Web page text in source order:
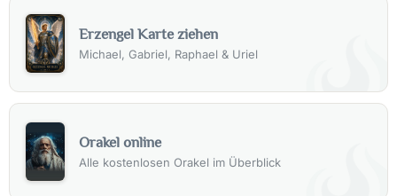
Erzengel Karte ziehen
Michael, Gabriel, Raphael & Uriel
Orakel online
Alle kostenlosen Orakel im Überblick